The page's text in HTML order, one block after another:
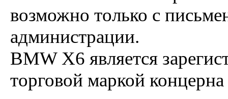
возможно только с
администрации.
BMW X6 является
торговой маркой